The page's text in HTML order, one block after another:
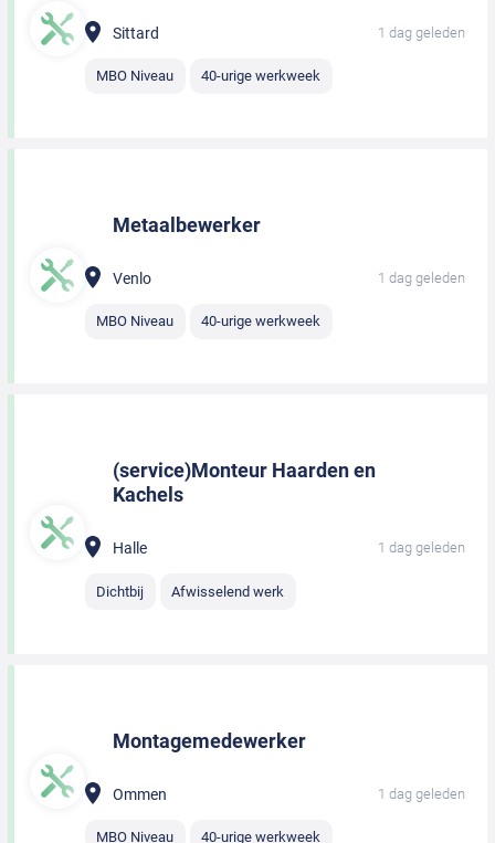
Sittard 1 dag geleden
MBO Niveau 40-urige werkweek
Metaalbewerker
Venlo 1 dag geleden
MBO Niveau 40-urige werkweek
(service)Monteur Haarden en
Kachels
Halle 1 dag geleden
Dichtbij Afwisselend werk
Montagemedewerker
Ommen 1 dag geleden
MBO Niveau 40-urige werkweek